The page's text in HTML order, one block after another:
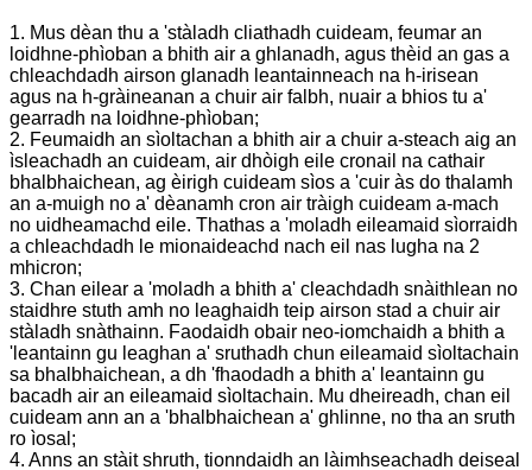
1. Mus dèan thu a 'stàladh cliathadh cuideam, feumar an
loidhne-phìoban a bhith air a ghlanadh, agus thèid an gas a
chleachdadh airson glanadh leantainneach na h-irisean
agus na h-gràineanan a chuir air falbh, nuair a bhios tu a'
gearradh na loidhne-phìoban;
2. Feumaidh an sìoltachan a bhith air a chuir a-steach aig an
ìsleachadh an cuideam, air dhòigh eile cronail na cathair
bhalbhaichean, ag èirigh cuideam sìos a 'cuir às do thalamh
an a-muigh no a' dèanamh cron air tràigh cuideam a-mach
no uidheamachd eile. Thathas a 'moladh eileamaid sìorraidh
a chleachdadh le mionaideachd nach eil nas lugha na 2
mhicron;
3. Chan eilear a 'moladh a bhith a' cleachdadh snàithlean no
staidhre ​​stuth amh no leaghaidh teip airson stad a chuir air
stàladh snàthainn. Faodaidh obair neo-iomchaidh a bhith a
'leantainn gu leaghan a' sruthadh chun eileamaid sìoltachain
sa bhalbhaichean, a dh 'fhaodadh a bhith a' leantainn gu
bacadh air an eileamaid sìoltachain. Mu dheireadh, chan eil
cuideam ann an a 'bhalbhaichean a' ghlinne, no tha an sruth
ro ìosal;
4. Anns an stàit shruth, tionndaidh an làimhseachadh deiseal